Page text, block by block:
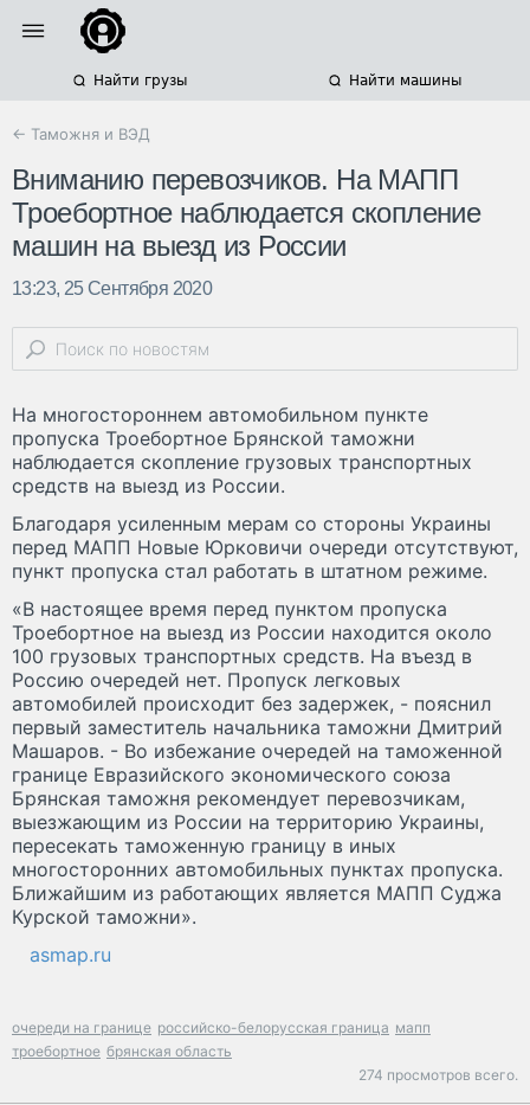
Найти грузы Найти машины
← Таможня и ВЭД
Вниманию перевозчиков. На МАПП
Троебортное наблюдается скопление
машин на выезд из России
13:23, 25 Сентября 2020
На многостороннем автомобильном пункте
пропуска Троебортное Брянской таможни
наблюдается скопление грузовых транспортных
средств на выезд из России.
Благодаря усиленным мерам со стороны Украины
перед МАПП Новые Юрковичи очереди отсутствуют,
пункт пропуска стал работать в штатном режиме.
«В настоящее время перед пунктом пропуска
Троебортное на выезд из России находится около
100 грузовых транспортных средств. На въезд в
Россию очередей нет. Пропуск легковых
автомобилей происходит без задержек, - пояснил
первый заместитель начальника таможни Дмитрий
Машаров. - Во избежание очередей на таможенной
границе Евразийского экономического союза
Брянская таможня рекомендует перевозчикам,
выезжающим из России на территорию Украины,
пересекать таможенную границу в иных
многосторонних автомобильных пунктах пропуска.
Ближайшим из работающих является МАПП Суджа
Курской таможни».
asmap.ru
очереди на границе российско-белорусская граница мапп
троебортное брянская область
274 просмотров всего.